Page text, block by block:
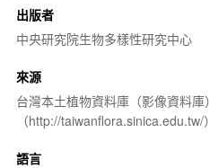
出版者
中央研究院生物多樣性研究中心
來源
台灣本土植物資料庫（影像資料庫）
（http://taiwanflora.sinica.edu.tw/）
語言